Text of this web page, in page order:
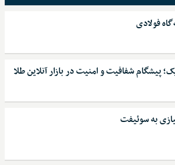
فولادی
پیشگام شفافیت و امنیت در بازار آنلاین طلا
به سوئیفت